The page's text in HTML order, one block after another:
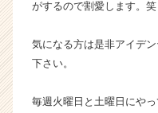
がするので割愛します。笑
気になる方は是非アイデ
下さい。
毎週火曜日と土曜日にやっ